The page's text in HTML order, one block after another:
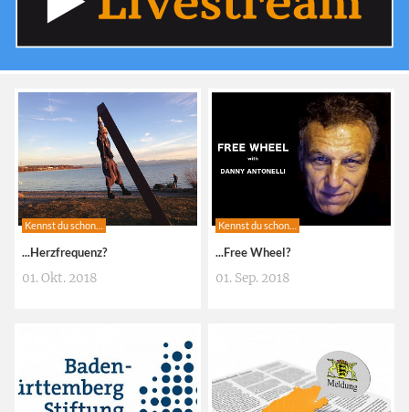
Kennst du schon…
...Herzfrequenz?
01. Okt. 2018
Kennst du schon…
...Free Wheel?
01. Sep. 2018